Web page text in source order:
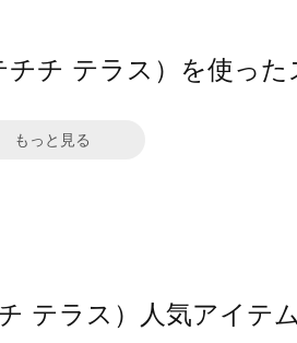
チチ テラス）を使っ
もっと見る
テラス）人気アイテ